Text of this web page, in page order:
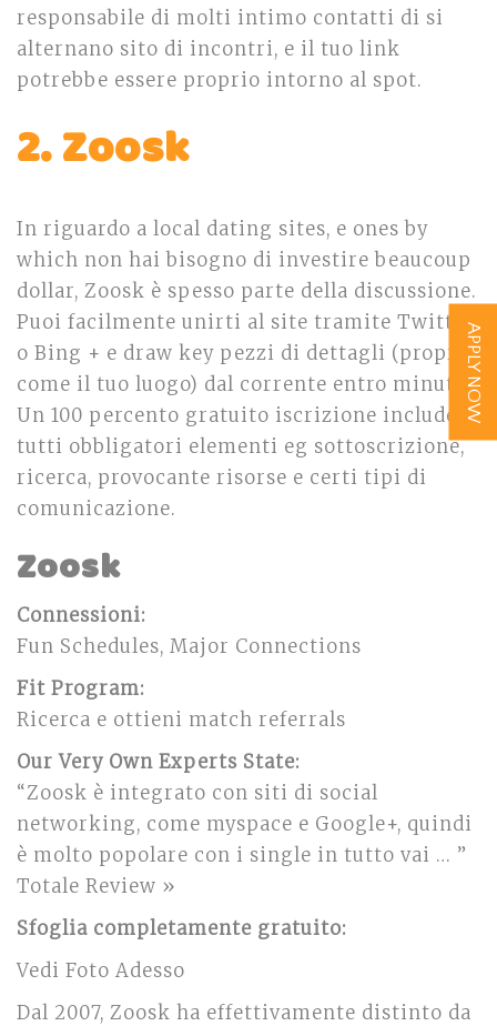
responsabile di molti intimo contatti di si
alternano sito di incontri, e il tuo link
potrebbe essere proprio intorno al spot.
2. Zoosk
In riguardo a local dating sites, e ones by
which non hai bisogno di investire beaucoup
dollar, Zoosk è spesso parte della discussione.
Puoi facilmente unirti al site tramite Twitter
o Bing + e draw key pezzi di dettagli (proprio
come il tuo luogo) dal corrente entro minuti.
Un 100 percento gratuito iscrizione include
tutti obbligatori elementi eg sottoscrizione,
ricerca, provocante risorse e certi tipi di
comunicazione.
Zoosk
Connessioni:
Fun Schedules, Major Connections
Fit Program:
Ricerca e ottieni match referrals
Our Very Own Experts State:
“Zoosk è integrato con siti di social
networking, come myspace e Google+, quindi
è molto popolare con i single in tutto vai … ”
Totale Review »
Sfoglia completamente gratuito:
Vedi Foto Adesso
Dal 2007, Zoosk ha effettivamente distinto da
APPLY NOW